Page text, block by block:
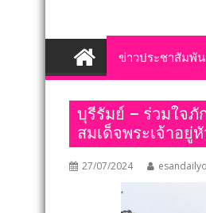
ข่าวประชาสัมพั
บุรีรัมย์ – ร่วมใจภั
สมเด็จพระเจ้าอยู่หั
27/07/2024